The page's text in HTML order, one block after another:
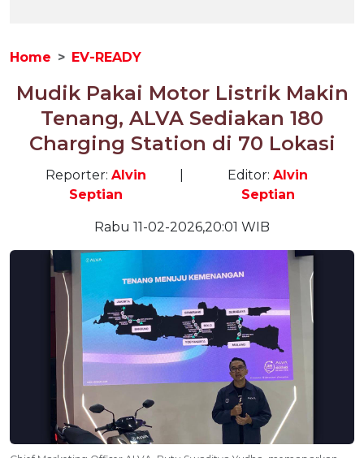
Home EV-READY
Mudik Pakai Motor Listrik Makin
Tenang, ALVA Sediakan 180
Charging Station di 70 Lokasi
Reporter: Alvin
Septian
Editor:Alvin
Septian
Rabu 11-02-2026,20:01 WIB